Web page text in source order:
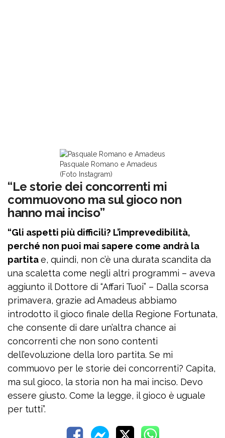
Pasquale Romano e Amadeus
(Foto Instagram)
“Le storie dei concorrenti mi
commuovono ma sul gioco non
hanno mai inciso”
“Gli aspetti più difficili? L’imprevedibilità,
perché non puoi mai sapere come andrà la
partitae, quindi, non c’è una durata scandita da
una scaletta come negli altri programmi – aveva
aggiunto il Dottore di “Affari Tuoi” – Dalla scorsa
primavera, grazie ad Amadeus abbiamo
introdotto il gioco finale della Regione Fortunata,
che consente di dare un’altra chance ai
concorrenti che non sono contenti
dell’evoluzione della loro partita. Se mi
commuovo per le storie dei concorrenti? Capita,
ma sul gioco, la storia non ha mai inciso. Devo
essere giusto. Come la legge, il gioco è uguale
per tutti”.